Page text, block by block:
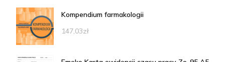
Kompendium farmakologii
147,03zł